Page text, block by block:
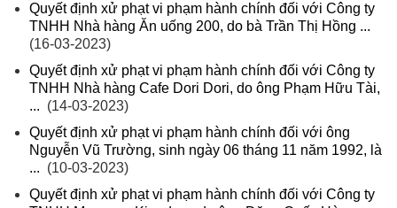
Quyết định xử phạt vi phạm hành chính đối với Công ty
TNHH Nhà hàng Ăn uống 200, do bà Trần Thị Hồng ...
(16-03-2023)
Quyết định xử phạt vi phạm hành chính đối với Công ty
TNHH Nhà hàng Cafe Dori Dori, do ông Phạm Hữu Tài,
... (14-03-2023)
Quyết định xử phạt vi phạm hành chính đối với ông
Nguyễn Vũ Trường, sinh ngày 06 tháng 11 năm 1992, là
... (10-03-2023)
Quyết định xử phạt vi phạm hành chính đối với Công ty